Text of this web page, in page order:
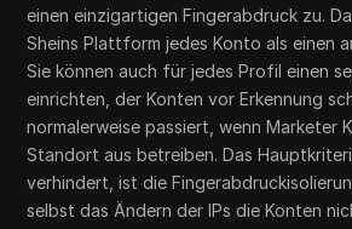
einen einzigartigen Fingerabdruck zu.
Sheins Plattform jedes Konto als einen
Sie können auch für jedes Profil einen
einrichten, der Konten vor Erkennung
normalerweise passiert, wenn Marketer
Standort aus betreiben. Das
verhindert, ist die
selbst das Ändern der IPs die Konten